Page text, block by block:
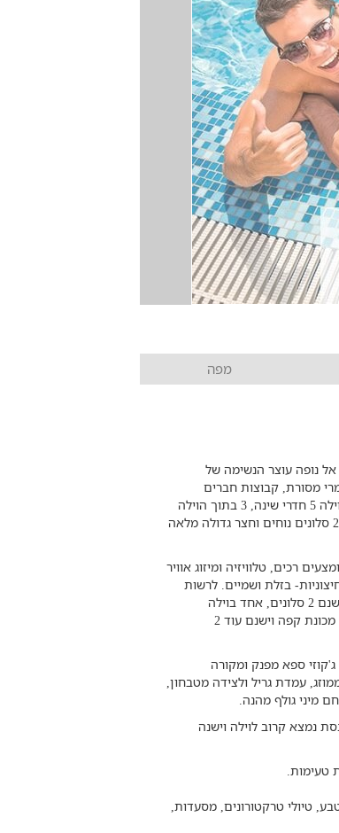
מפה
נופה עוצר הנשימה של
מסורת, קבוצות חברים
ואירועים אינטימיים כגון ימי גיבוש, סדנאות, כנסים ועוד. במתחם הוילה 5 חדרי שינה, 3 בתוך הוילה
ו-2 במתחם החיצוני. מתחם הוילה כולו מכיל 4 מטבחים מאובזרים, 2 סלונים נוחים וחצר גדולה מלאה
ומצעים רכים, טלוויזיה ומיזוג אוויר
ביחידות חיצוניות- בזלת ושמיים. לרשות
האורחים עומדים 5 חדרי שירותים ו-4 חדרי רחצה. במתחם הנופש ישנם 2 סלונים, אחד בוילה
המרכזית ואחד ביחידה האירוח שמיים. המטבח בוילה מאובזר וכולל מכונת קפה וישנם עוד 2
ספא מפנק ומקורה
ממוזג, עמדת גריל ולצידה מטבחון,
מיני גולף מהנה.
נמצא קרוב לוילה וישנה
טעימות.
טיולי טרקטורונים, מסעדות,